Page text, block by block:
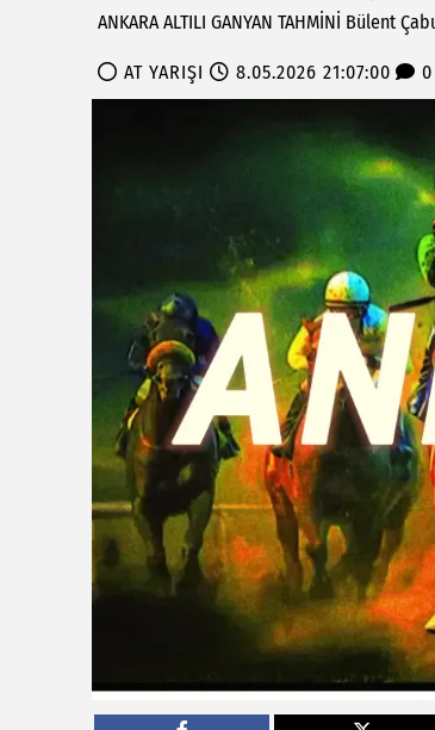
ANKARA ALTILI GANYAN TAHMİNİ Bülent
AT YARIŞI 8.05.2026 21:07:00 0